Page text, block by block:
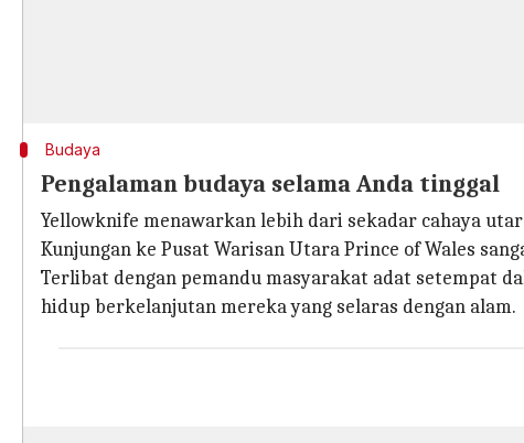
Budaya
Pengalaman budaya selama Anda tinggal
Yellowknife menawarkan lebih dari sekadar cahaya
Kunjungan ke Pusat Warisan Utara Prince of Wales
Terlibat dengan pemandu masyarakat adat setempat
hidup berkelanjutan mereka yang selaras dengan alam.